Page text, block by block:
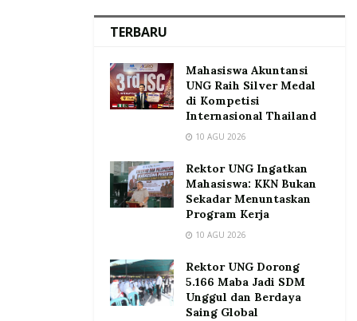
TERBARU
Mahasiswa Akuntansi
UNG Raih Silver Medal
di Kompetisi
Internasional Thailand
10 AGU 2026
Rektor UNG Ingatkan
Mahasiswa: KKN Bukan
Sekadar Menuntaskan
Program Kerja
10 AGU 2026
Rektor UNG Dorong
5.166 Maba Jadi SDM
Unggul dan Berdaya
Saing Global